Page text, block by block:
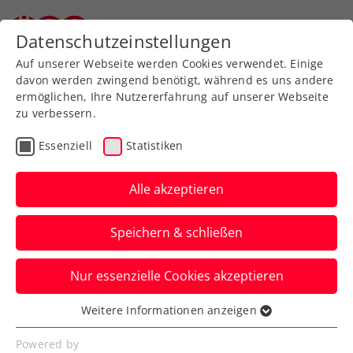
Zurück zur Newsübersicht
Rollstuhltennis
ATP-Challenger
Nonthaburi: Oberleitner
spielt im Doppel erneut
auf
Das ÖTV-Ass sichert sich in Thailand den
Datenschutzeinstellungen
Auf unserer Webseite werden Cookies verwendet. Einige
davon werden zwingend benötigt, während es uns andere
ermöglichen, Ihre Nutzererfahrung auf unserer Webseite
zu verbessern.
Essenziell Statistiken
Alle akzeptieren
Speichern & schließen
Nur essenzielle Cookies akzeptieren
Essenziell
Essenzielle Cookies werden für grundlegende
Weitere Informationen anzeigen
Powered by